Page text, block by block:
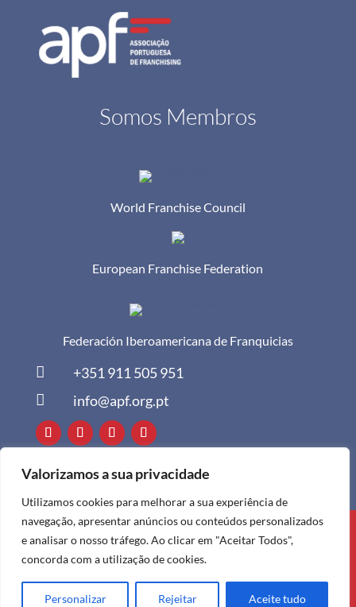
Valorizamos a sua privacidade
Utilizamos cookies para melhorar a sua experiência de
navegação, apresentar anúncios ou conteúdos personalizados
e analisar o nosso tráfego. Ao clicar em "Aceitar Todos",
concorda com a utilização de cookies.
Personalizar Rejeitar Aceite tudo
Somos Membros
World Franchise Council
European Franchise Federation
Federación Iberoamericana de Franquicias
 +351 911 505 951
 info@apf.org.pt
Todos os direitos reservados à APF ©
2024